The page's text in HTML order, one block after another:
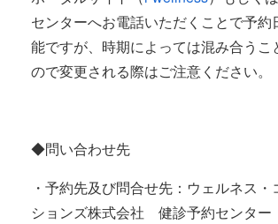
センターへお電話いただくことで予約
能ですが、時期によっては混み合うこ
ので変更される際はご注意ください。
◆問い合わせ先
・予約先及び問合せ先：ウェルネス
ションズ株式会社 健診予約センター